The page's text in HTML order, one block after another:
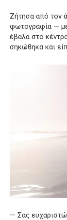
Ζήτησα από τον
φωτογραφία —
έβαλα στο
σηκώθηκα και
— Σας